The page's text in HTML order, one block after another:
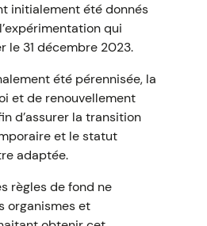
initialement été donnés
qui
le 31 décembre 2023.
été pérennisée, la
et de renouvellement
d’assurer la transition
et le statut
adaptée.
règles de fond ne
organismes et